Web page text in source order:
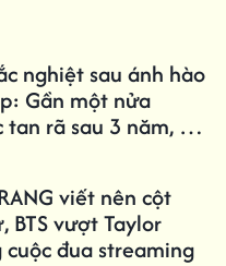
nghiệt sau ánh hào
Gần một nửa
rã sau 3 năm, chỉ
viết nên cột
BTS vượt Taylor
đua streaming